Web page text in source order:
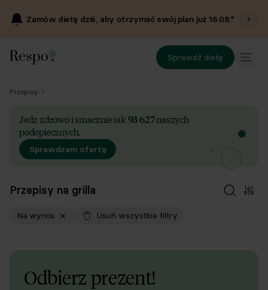
Zamów dietę dziś, aby otrzymać swój plan już16.08.*
Sprawdź dietę
Przepisy
Jedz zdrowo i smacznie jak93 627naszych
podopiecznych.
Sprawdzam ofertę
Przepisy na grilla
Na wynos Usuń wszystkie filtry
Odbierz prezent!